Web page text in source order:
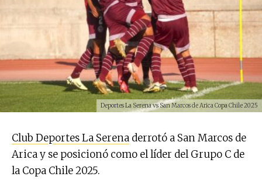
Deportes La Serena vs San Marcos de Arica Copa Chile 2025
Club Deportes La Serena derrotó a San Marcos de
Arica y se posicionó como el líder del Grupo C de
la Copa Chile 2025.